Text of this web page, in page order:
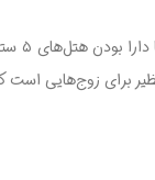
ترکیه
برای زوج‌هایی